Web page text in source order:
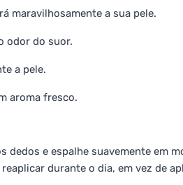
maravilhosamente a sua pele.
odor do suor.
a pele.
aroma fresco.
dedos e espalhe suavemente em
durante o dia, em vez de